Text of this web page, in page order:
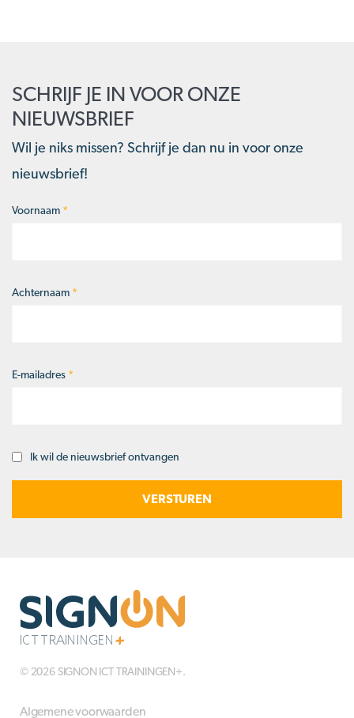
SCHRIJF JE IN VOOR ONZE
NIEUWSBRIEF
Wil je niks missen? Schrijf je dan nu in voor onze
nieuwsbrief!
Naam*
Voornaam *
Achternaam *
E-mailadres *
Opt-Ik wil de nieuwsbrief ontvangen
© 2026 SIGNON ICT TRAININGEN+.
Algemene voorwaarden